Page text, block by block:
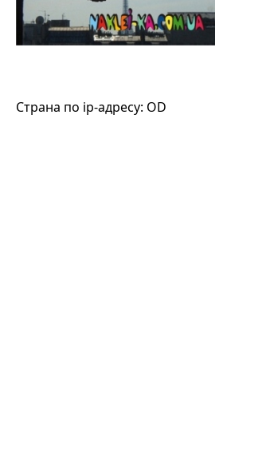
Страна по ip-адресу: OD